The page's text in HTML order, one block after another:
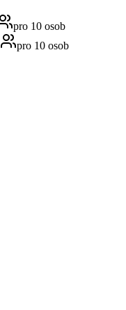
pro 10 osob
pro 10 osob